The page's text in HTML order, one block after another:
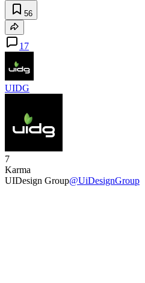
56
17
UIDG
7
Karma
UIDesign Group@UiDesignGroup